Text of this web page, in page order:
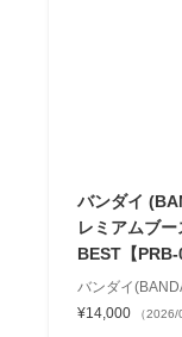
バンダイ
レミアムブ
BEST【
バンダイ
¥14,000
（